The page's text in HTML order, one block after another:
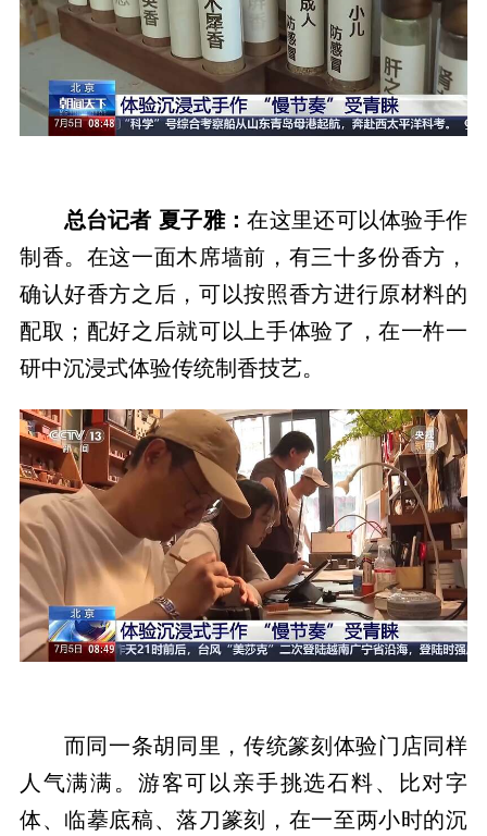
总台记者 夏子雅：在这里还可以体验手作
制香。在这一面木席墙前，有三十多份香方，
确认好香方之后，可以按照香方进行原材料的
配取；配好之后就可以上手体验了，在一杵一
研中沉浸式体验传统制香技艺。
而同一条胡同里，传统篆刻体验门店同样
人气满满。游客可以亲手挑选石料、比对字
体、临摹底稿、落刀篆刻，在一至两小时的沉